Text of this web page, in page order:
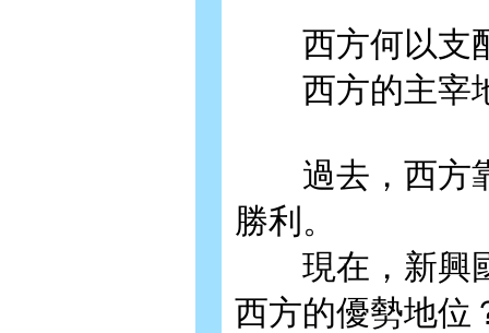
西方何以支配
西方的主宰地
過去，西方靠
勝利。
現在，新興國
西方的優勢地位